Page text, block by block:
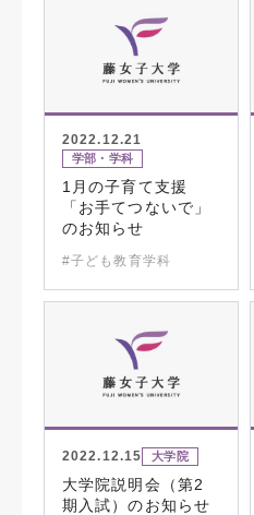
2022.12.21
学部・学科
1月の子育て支援
「お手てつないで」
のお知らせ
#子ども教育学科
2022.12.15 大学院
大学院説明会（第2
期入試）のお知らせ